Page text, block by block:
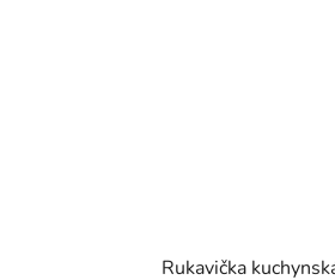
Rukavička